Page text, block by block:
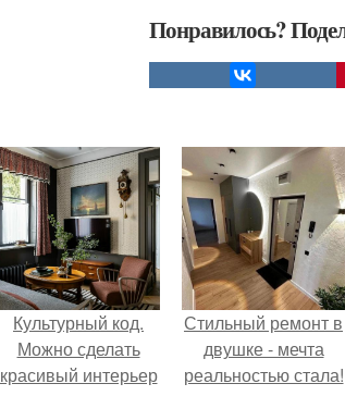
Понравилось?
Культурный код.
Можно сделать
красивый интерьер
Стильный ремонт в
двушке - мечта
реальностью стала!